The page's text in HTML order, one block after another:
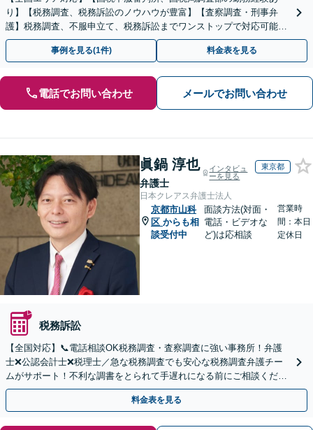
り】【税務調査、税務訴訟のノウハウが豊富】【査察調査・刑事弁
護】税務調査、不服申立て、税務訴訟までワンストップで対応可能！
事業承継にも対応【休日・夜間相談可】
事例を見る(1件) 料金表を見る
電話でお問い合わせ メールでお問い合わせ
眞鍋 淳也
弁護士
インタビュ
ーを見る
東京都
日本クレアス弁護士法人
京都市山科
区 からも相
談受付中
面談方法(対面・
電話・ビデオな
ど)は応相談
営業時
間：本日
定休日
税務訴訟
【全国対応】📞電話相談OK税務調査・査察調査に強い事務所！弁護
士❌公認会計士❌税理士／急な税務調査でも安心な税務調査弁護チー
ムがサポート！不利な調書をとられて手遅れになる前にご相談くださ
い。
料金表を見る